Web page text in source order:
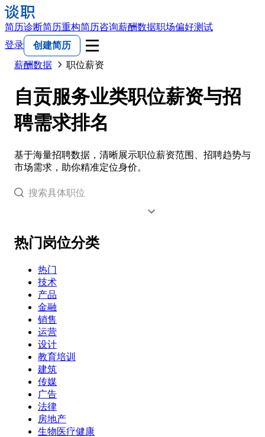
简历诊断简历重构简历咨询薪酬数据职场偏好测试
登录
创建简历
薪酬数据
职位薪资
自贡服务业类职位薪资与招
聘需求排名
基于海量招聘数据，清晰展示职位薪资范围、招聘趋势与
市场需求，助你精准定位身价。
热门岗位分类
热门
技术
产品
金融
销售
运营
设计
教育培训
建筑
传媒
广告
法律
房地产
生物医疗健康